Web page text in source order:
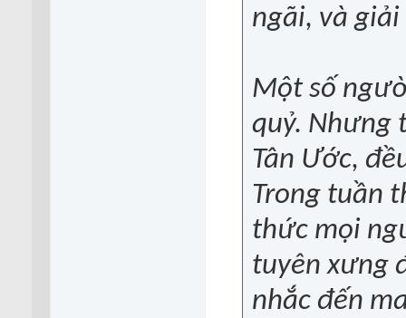
ngãi, và
Một số
quỷ. Nhưng
Tân Ước,
Trong tuần
thức mọi
tuyên xưng
nhắc đến